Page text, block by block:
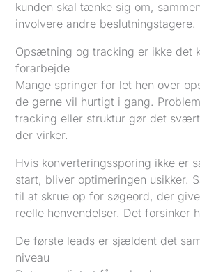
kunden skal tænke sig om,
involvere andre beslutningstagere.
Opsætning og tracking er ikke det
forarbejde
Mange springer for let hen over
de gerne vil hurtigt i gang.
tracking eller struktur gør det
der virker.
Hvis konverteringssporing ikke er
start, bliver optimeringen usikker.
til at skrue op for søgeord, der
reelle henvendelser. Det forsinker
De første leads er sjældent det
niveau